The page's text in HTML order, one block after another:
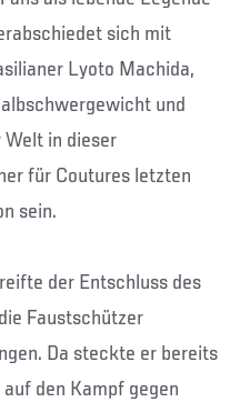
sich mit
Lyoto Machida,
und
Welt in dieser
für Coutures letzten
sein.
der Entschluss des
Faustschützer
Da steckte er bereits
den Kampf gegen